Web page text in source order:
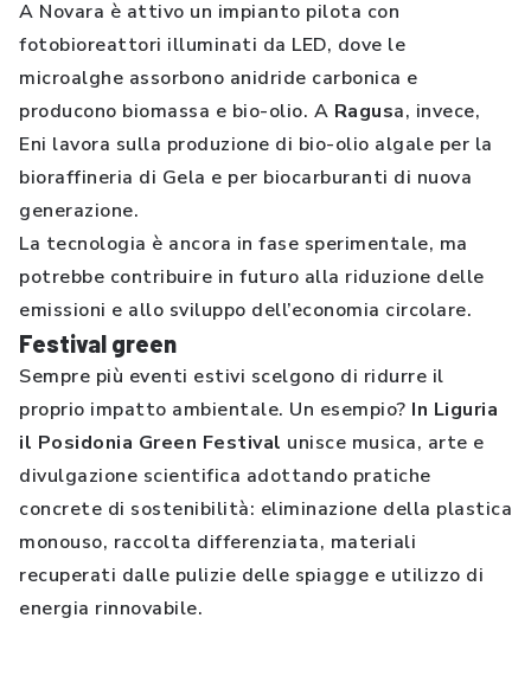
A Novara è attivo un impianto pilota con
fotobioreattori illuminati da LED, dove le
microalghe assorbono anidride carbonica e
producono biomassa e bio-olio. A Ragusa, invece,
Eni lavora sulla produzione di bio-olio algale per la
bioraffineria di Gela e per biocarburanti di nuova
generazione.
La tecnologia è ancora in fase sperimentale, ma
potrebbe contribuire in futuro alla riduzione delle
emissioni e allo sviluppo dell’economia circolare.
Festival green
Sempre più eventi estivi scelgono di ridurre il
proprio impatto ambientale. Un esempio? In Liguria
il Posidonia Green Festival unisce musica, arte e
divulgazione scientifica adottando pratiche
concrete di sostenibilità: eliminazione della plastica
monouso, raccolta differenziata, materiali
recuperati dalle pulizie delle spiagge e utilizzo di
energia rinnovabile.